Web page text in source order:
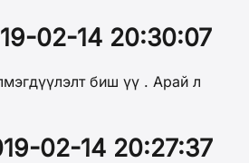
02-14 20:30:07
биш үү . Арай л
02-14 20:27:37